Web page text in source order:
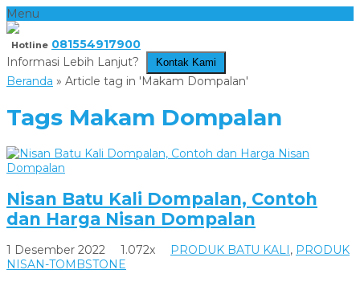
Menu
Hotline 081554917900
Informasi Lebih Lanjut?
Kontak Kami
Beranda » Article tag in 'Makam Dompalan'
Tags Makam Dompalan
Nisan Batu Kali Dompalan, Contoh
dan Harga Nisan Dompalan
1 Desember 2022 1.072x PRODUK BATU KALI , PRODUK
NISAN-TOMBSTONE